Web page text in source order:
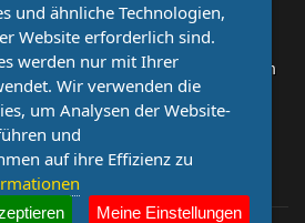
Verein mehr Beachtung findet? Dann
Wir suchen Ihren Verein für eine
Veröffentlichen Sie Ihre Spielberichte,
und Aufrufe bei uns!
und ähnliche Technologien,
Website erforderlich sind.
werden nur mit Ihrer
Wir verwenden die
um Analysen der Website-
und
auf ihre Effizienz zu
Meine Einstellungen